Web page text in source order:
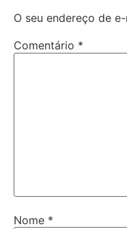
O seu endereço de
Comentário *
Nome *